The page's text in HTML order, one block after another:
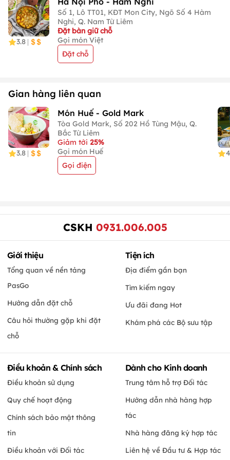
3.8 |
Số 1, Lô TT01, KĐT Mon City, Ngõ Số 4 Hàm
Nghi, Q. Nam Từ Liêm
Đặt bàn giữ chỗ
Gọi món Việt
Đặt chỗ
Gian hàng liên quan
3.8 |
Món Huế - Gold Mark
Tòa Gold Mark, Số 202 Hồ Tùng Mậu, Q.
Bắc Từ Liêm
Giảm tới 25%
Gọi món Huế
Gọi điện
CSKH 0931.006.005
Giới thiệu
Tổng quan về nền tảng
PasGo
Hướng dẫn đặt chỗ
Câu hỏi thường gặp khi đặt
chỗ
Tiện ích
Địa điểm gần bạn
Tìm kiếm ngay
Ưu đãi đang Hot
Khám phá các Bộ sưu tập
Điều khoản & Chính sách
Điều khoản sử dụng
Quy chế hoạt động
Chính sách bảo mật thông
tin
Điều khoản với Đối tác
Dành cho Kinh doanh
Trung tâm hỗ trợ Đối tác
Hướng dẫn nhà hàng hợp
tác
Nhà hàng đăng ký hợp tác
Liên hệ về Đầu tư & Hợp tác